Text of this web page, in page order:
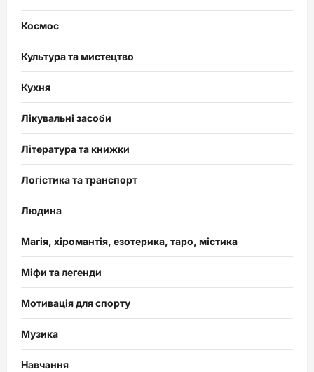
Космос
Культура та мистецтво
Кухня
Лікувальні засоби
Література та книжки
Логістика та транспорт
Людина
Магія, хіромантія, езотерика, таро, містика
Міфи та легенди
Мотивація для спорту
Музика
Навчання